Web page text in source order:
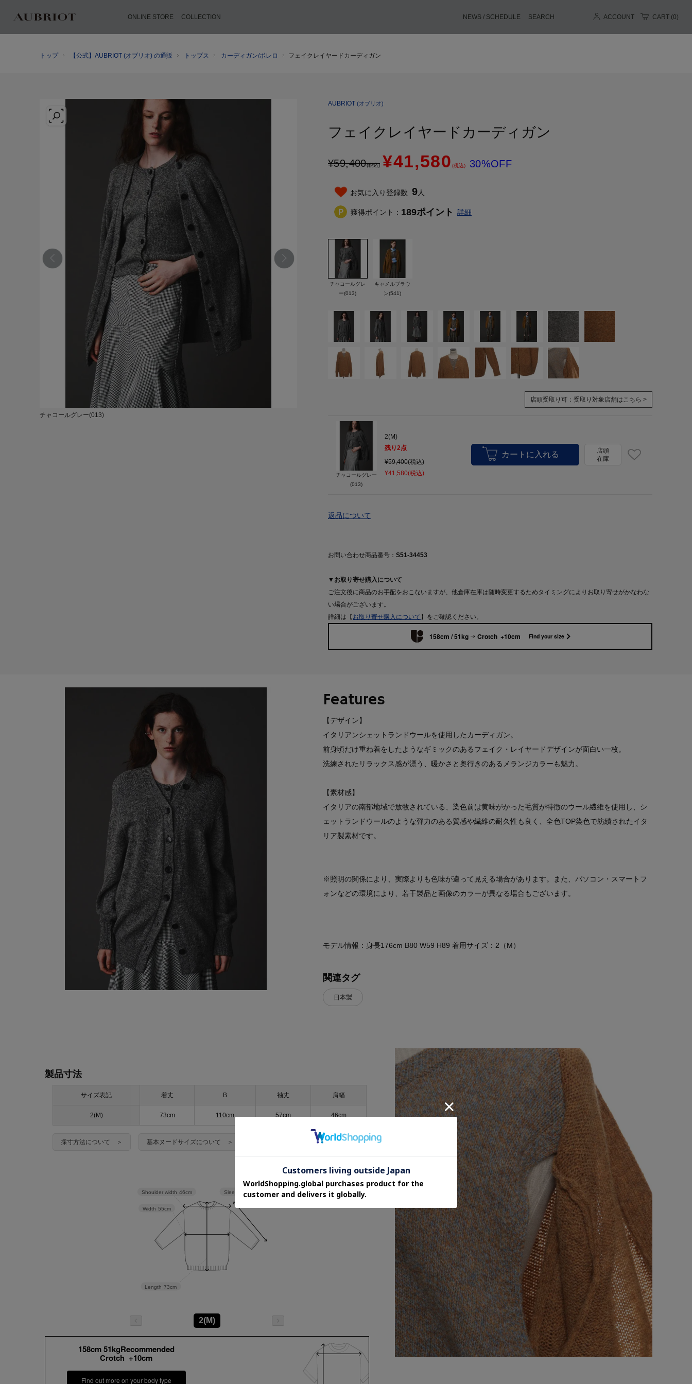
ONLINE STORE COLLECTION NEWS / SCHEDULE SEARCH ACCOUNT CART (0)
トップ 【公式】AUBRIOT (オブリオ) の通販 トップス カーディガン/ボレロ フェイクレイヤードカーディガン
チャコールグレー(013)
AUBRIOT (オブリオ)
フェイクレイヤードカーディガン
¥59,400(税込) ¥41,580 (税込) 30%OFF
お気に入り登録数 9人
獲得ポイント： 189ポイント 詳細
チャコールグレ
ー(013)
キャメルブラウ
ン(541)
店頭受取り可： 受取り対象店舗はこちら >
チャコールグレー
(013)
2(M)
残り2点
¥59,400(税込)
¥41,580(税込)
店頭
在庫
返品について
お問い合わせ商品番号： S51-34453
▼お取り寄せ購入について
ご注文後に商品のお手配をおこないますが、他倉庫在庫は随時変更するためタイミングによりお取り寄せがかなわな
い場合がございます。
詳細は【 お取り寄せ購入について 】をご確認ください。
158cm / 51kg Crotch +10cm Find your size
Features
【デザイン】
イタリアンシェットランドウールを使用したカーディガン。
前身頃だけ重ね着をしたようなギミックのあるフェイク・レイヤードデザインが面白い一枚。
洗練されたリラックス感が漂う、暖かさと奥行きのあるメランジカラーも魅力。
【素材感】
イタリアの南部地域で放牧されている、染色前は黄味がかった毛質が特徴のウール繊維を使用し、シ
ェットランドウールのような弾力のある質感や繊維の耐久性も良く、全色TOP染色で紡績されたイタ
リア製素材です。
※照明の関係により、実際よりも色味が違って見える場合があります。また、パソコン・スマートフ
ォンなどの環境により、若干製品と画像のカラーが異なる場合もございます。
モデル情報：身長176cm B80 W59 H89 着用サイズ：2（M）
関連タグ
日本製
製品寸法
サイズ表記 着丈 B 袖丈 肩幅
2(M) 73cm 110cm 57cm 46cm
採寸方法について ＞ 基本ヌードサイズについて ＞
Sleeve length 57cm
Length 73cm
Width 55cm
Shoulder width 46cm
2(M)
158cm 51kgRecommended
Crotch +10cm
Find out more on your body type